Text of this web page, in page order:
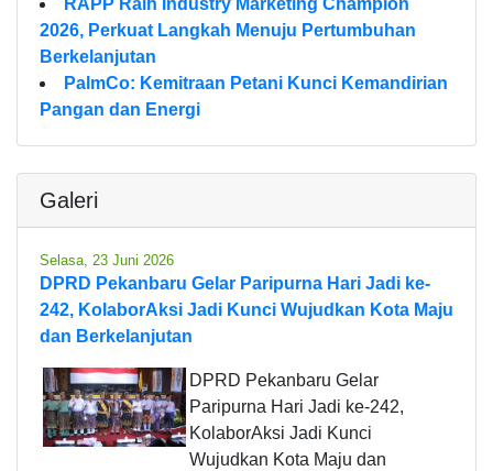
2026, Perkuat Langkah Menuju Pertumbuhan
Berkelanjutan
PalmCo: Kemitraan Petani Kunci Kemandirian
Pangan dan Energi
Galeri
Selasa, 23 Juni 2026
DPRD Pekanbaru Gelar Paripurna Hari Jadi ke-
242, KolaborAksi Jadi Kunci Wujudkan Kota Maju
dan Berkelanjutan
DPRD Pekanbaru Gelar
Paripurna Hari Jadi ke-242,
KolaborAksi Jadi Kunci
Wujudkan Kota Maju dan